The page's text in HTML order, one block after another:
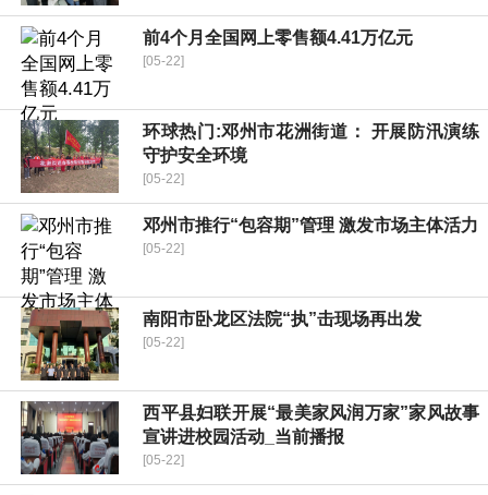
前4个月全国网上零售额4.41万亿元
[05-22]
环球热门:邓州市花洲街道： 开展防汛演练
守护安全环境
[05-22]
邓州市推行“包容期”管理 激发市场主体活力
[05-22]
南阳市卧龙区法院“执”击现场再出发
[05-22]
​西平县妇联开展“最美家风润万家”家风故事
宣讲进校园活动_当前播报
[05-22]